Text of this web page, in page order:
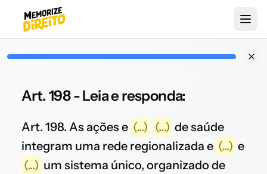
Art. 198 - Leia e responda:
Art. 198. As ações e (...) (...) de saúde
integram uma rede regionalizada e (...) e
(...) um sistema único, organizado de